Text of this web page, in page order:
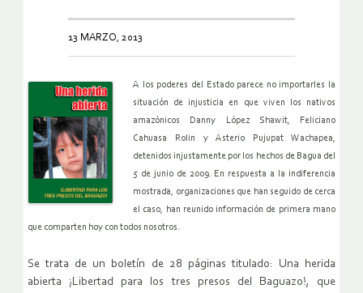
13 MARZO, 2013
A los poderes del Estado parece no importarles la
situación de injusticia en que viven los nativos
amazónicos Danny López Shawit, Feliciano
Cahuasa Rolin y Asterio Pujupat Wachapea,
detenidos injustamente por los hechos de Bagua del
5 de junio de 2009. En respuesta a la indiferencia
mostrada, organizaciones que han seguido de cerca
el caso, han reunido información de primera mano
que comparten hoy con todos nosotros.
Se trata de un boletín de 28 páginas titulado: Una herida
abierta ¡Libertad para los tres presos del Baguazo!, que